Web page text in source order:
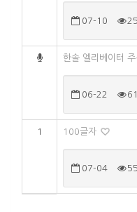
07-10
한솔 엘리베이터
06-22
1 100글자
07-04